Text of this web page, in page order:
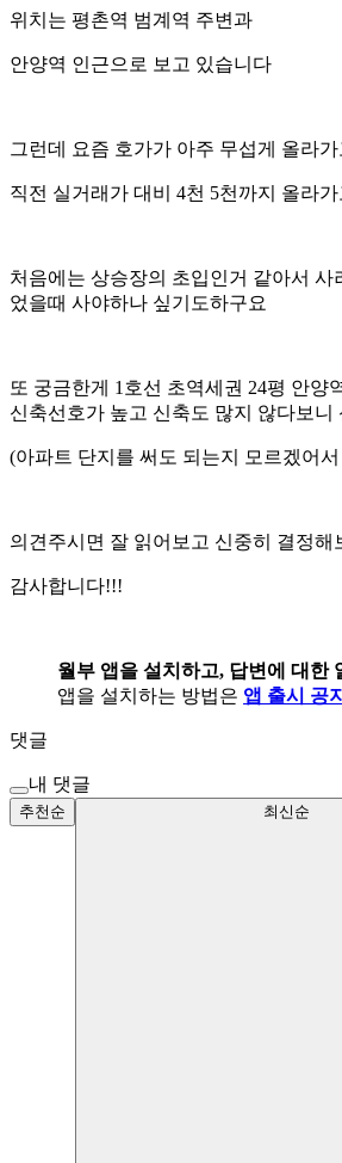
위치는 평촌역 범계역 주변과
안양역 인근으로 보고 있습니다
그런데 요즘 호가가 아주 무섭게 올라
직전 실거래가 대비 4천 5천까지 올라
처음에는 상승장의 초입인거 같아서
었을때 사야하나 싶기도하구요
또 궁금한게 1호선 초역세권 24평 안
신축선호가 높고 신축도 많지 않다보
(아파트 단지를 써도 되는지 모르겠어
의견주시면 잘 읽어보고 신중히 결정해
감사합니다!!!
월부 앱을 설치하고, 답변에 대한
앱을 설치하는 방법은 앱 출시 공
댓글
내 댓글
추천순 최신순